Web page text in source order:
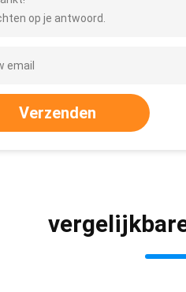
op je antwoord.
Verzenden